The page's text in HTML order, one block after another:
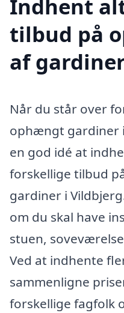
Indhent
tilbud på
af
Når du står over
ophængt gardiner
en god idé at
forskellige tilbud
gardiner i
om du skal have
stuen,
Ved at indhente
sammenligne
forskellige fagfolk